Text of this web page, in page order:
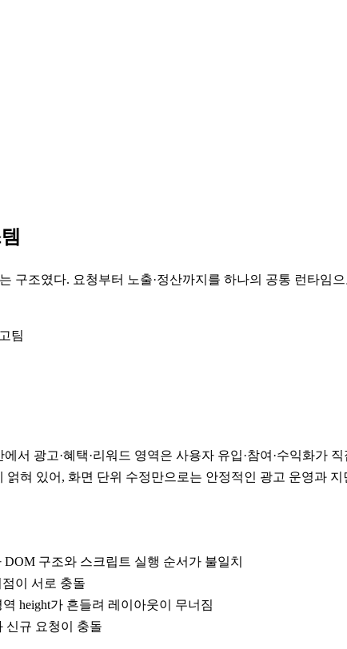
구조였다. 요청부터 노출·정산까지를 하나의 공통 런타임
팀
서 광고·혜택·리워드 영역은 사용자 유입·참여·수익화가
얽혀 있어, 화면 단위 수정만으로는 안정적인 광고 운영과
구조와 스크립트 실행 순서가 불일치
점이 서로 충돌
height가 흔들려 레이아웃이 무너짐
신규 요청이 충돌